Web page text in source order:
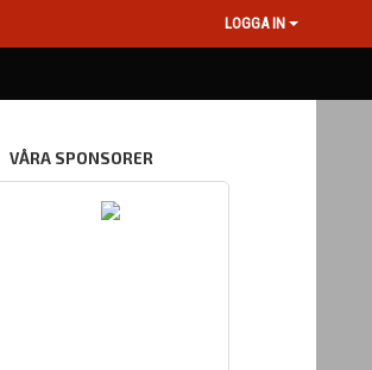
LOGGA IN
VÅRA SPONSORER